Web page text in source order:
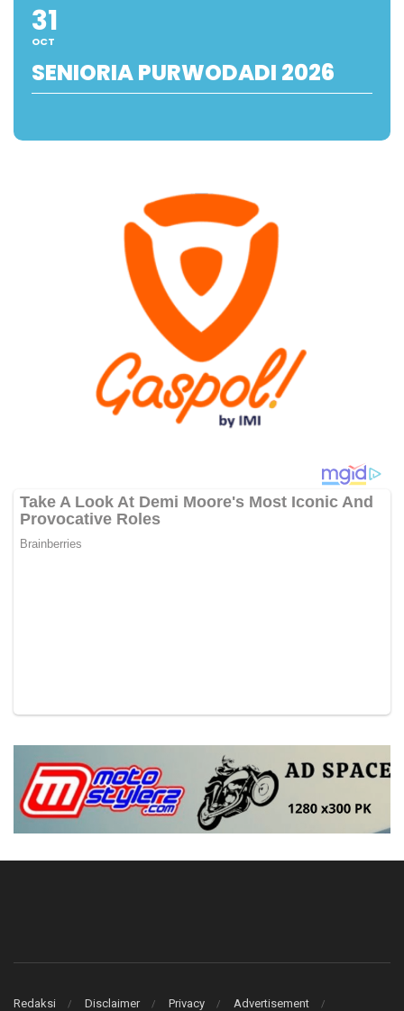
31
OCT
SENIORIA PURWODADI 2026
Redaksi Disclaimer Privacy Advertisement